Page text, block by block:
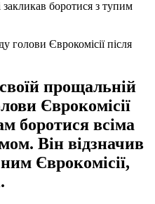
Єврокомісії після
прощальній
Єврокомісії
боротися всіма
Він відзначив
Єврокомісії,